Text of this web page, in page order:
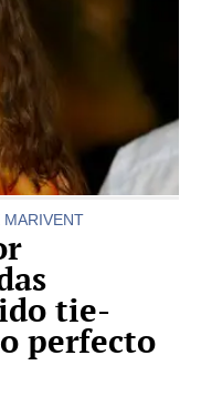
MARIVENT
tie-
perfecto